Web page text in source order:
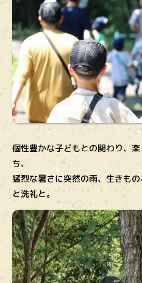
個性豊かな子どもとの関わり、
ち、
猛烈な暑さに突然の雨、生きも
と洗礼と。